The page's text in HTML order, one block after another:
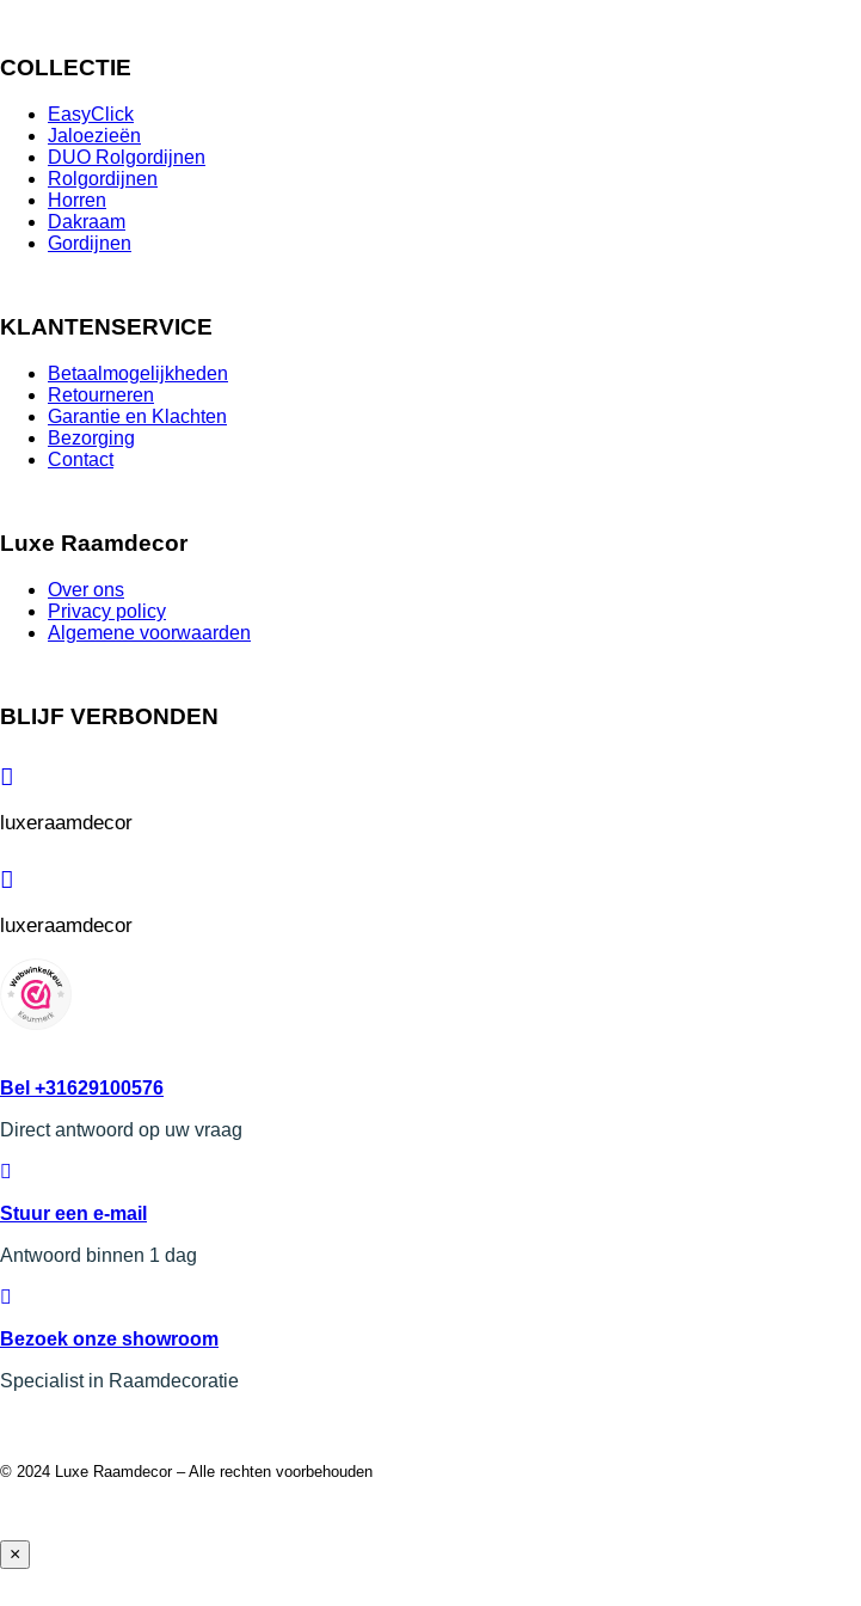
COLLECTIE
EasyClick
Jaloezieën
DUO Rolgordijnen
Rolgordijnen
Horren
Dakraam
Gordijnen
KLANTENSERVICE
Betaalmogelijkheden
Retourneren
Garantie en Klachten
Bezorging
Contact
Luxe Raamdecor
Over ons
Privacy policy
Algemene voorwaarden
BLIJF VERBONDEN
luxeraamdecor
luxeraamdecor
Bel +31629100576
Direct antwoord op uw vraag
Stuur een e-mail
Antwoord binnen 1 dag
Bezoek onze showroom
Specialist in Raamdecoratie
© 2024 Luxe Raamdecor – Alle rechten voorbehouden
×